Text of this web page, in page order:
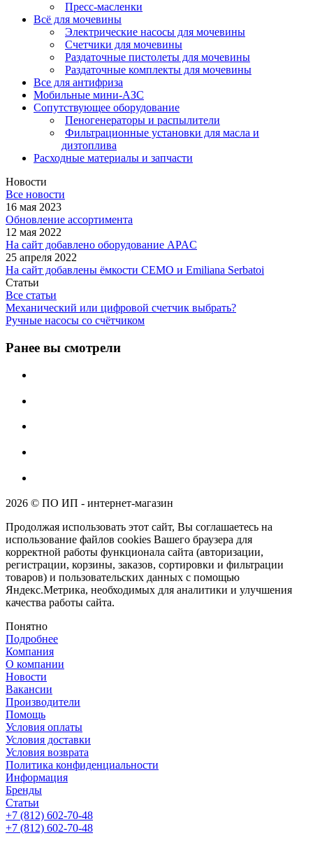
Пресс-масленки
Всё для мочевины
Электрические насосы для мочевины
Счетчики для мочевины
Раздаточные пистолеты для мочевины
Раздаточные комплекты для мочевины
Все для антифриза
Мобильные мини-АЗС
Сопутствующее оборудование
Пеногенераторы и распылители
Фильтрационные установки для масла и
дизтоплива
Расходные материалы и запчасти
Новости
Все новости
16 мая 2023
Обновление ассортимента
12 мая 2022
На сайт добавлено оборудование APAC
25 апреля 2022
На сайт добавлены ёмкости CEMO и Emiliana Serbatoi
Статьи
Все статьи
Механический или цифровой счетчик выбрать?
Ручные насосы со счётчиком
Ранее вы смотрели
2026 © ПО ИП - интернет-магазин
Продолжая использовать этот сайт, Вы соглашаетесь на
использование файлов cookies Вашего браузера для
корректной работы функционала сайта (авторизации,
регистрации, корзины, заказов, сортировки и фильтрации
товаров) и пользовательских данных с помощью
Яндекс.Метрика, необходимых для аналитики и улучшения
качества работы сайта.
Понятно
Подробнее
Компания
О компании
Новости
Вакансии
Производители
Помощь
Условия оплаты
Условия доставки
Условия возврата
Политика конфиденциальности
Информация
Бренды
Статьи
+7 (812) 602-70-48
+7 (812) 602-70-48